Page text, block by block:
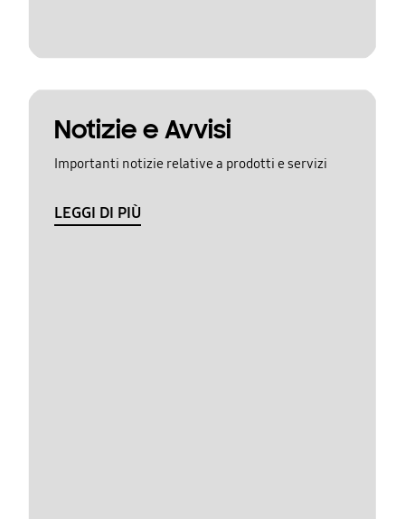
Notizie e Avvisi
Importanti notizie relative a prodotti e servizi
LEGGI DI PIÙ